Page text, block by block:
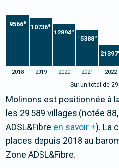
9566e
10736e
12894e
15388e
21397
2018 2019 2020 2021 2022
Sur un total de
Molinons est positionnée à
les 29 589 villages (notée
ADSL&Fibre en savoir +). La
places depuis 2018 au
Zone ADSL&Fibre.